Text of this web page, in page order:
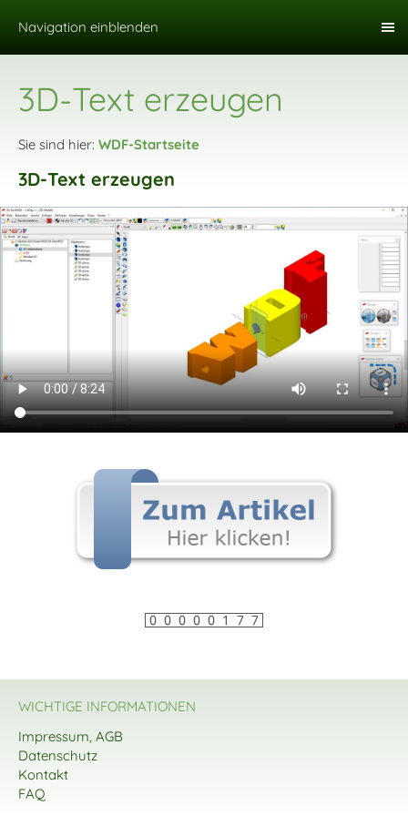
Navigation einblenden
3D-Text erzeugen
Sie sind hier: WDF-Startseite
3D-Text erzeugen
WICHTIGE INFORMATIONEN
Impressum, AGB
Datenschutz
Kontakt
FAQ